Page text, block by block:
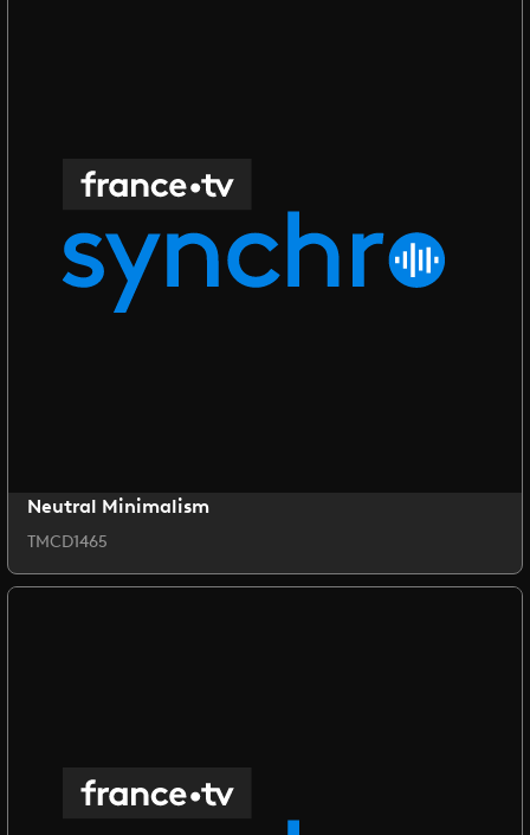
Neutral Minimalism
TMCD1465